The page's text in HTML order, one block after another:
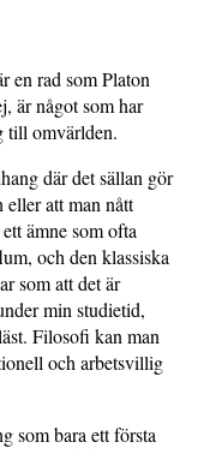
en rad som Platon
är något som har
till omvärlden.
där det sällan gör
eller att man nått
ämne som ofta
och den klassiska
som att det är
min studietid,
Filosofi kan man
och arbetsvillig
som bara ett första